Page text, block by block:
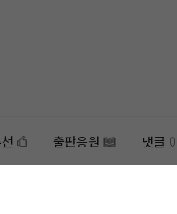
출판응원 댓글 0
미노벨 웹추가하기